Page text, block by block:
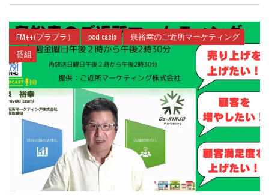
FM++(プラプラ） pod casts
泉裕幸のご近所マーケティング
番組